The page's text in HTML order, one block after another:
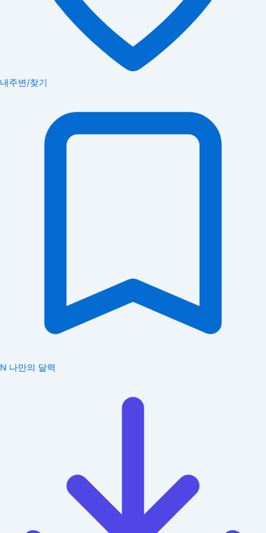
내주변/찾기
N 나만의 달력